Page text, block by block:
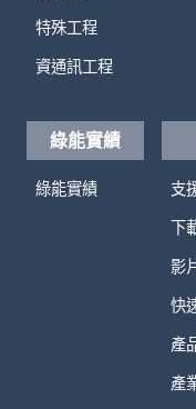
特殊工程
資通訊工程
綠能實績
綠能實績
支
下
影
快
產
產